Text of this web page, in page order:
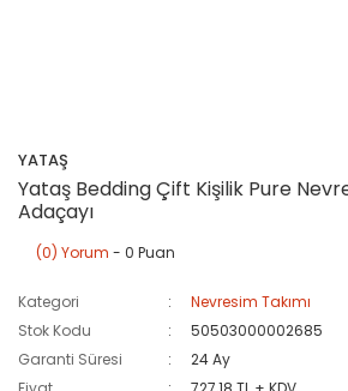
YATAŞ
Yataş Bedding Çift Kişilik Pure
Adaçayı
(0) Yorum - 0 Puan
Kategori
Nevresim Takımı
Stok Kodu
50503000002685
Garanti Süresi
24 Ay